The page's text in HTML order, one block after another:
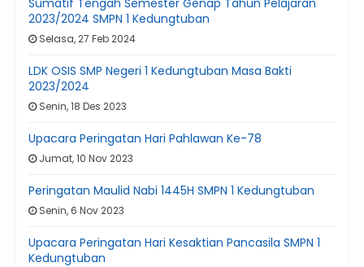
2023/2024 SMPN 1 Kedungtuban
Selasa, 27 Feb 2024
LDK OSIS SMP Negeri 1 Kedungtuban Masa Bakti
2023/2024
Senin, 18 Des 2023
Upacara Peringatan Hari Pahlawan Ke-78
Jumat, 10 Nov 2023
Peringatan Maulid Nabi 1445H SMPN 1 Kedungtuban
Senin, 6 Nov 2023
Upacara Peringatan Hari Kesaktian Pancasila SMPN 1
Kedungtuban